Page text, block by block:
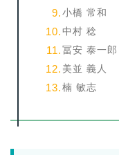
小橋 常和
中村 稔
冨安 泰一郎
美並 義人
楠 敏志